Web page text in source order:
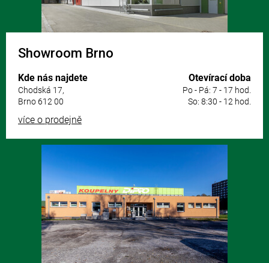
Showroom Brno
Kde nás najdete
Chodská 17,
Brno 612 00
Otevírací doba
Po - Pá: 7 - 17 hod.
So: 8:30 - 12 hod.
více o prodejně